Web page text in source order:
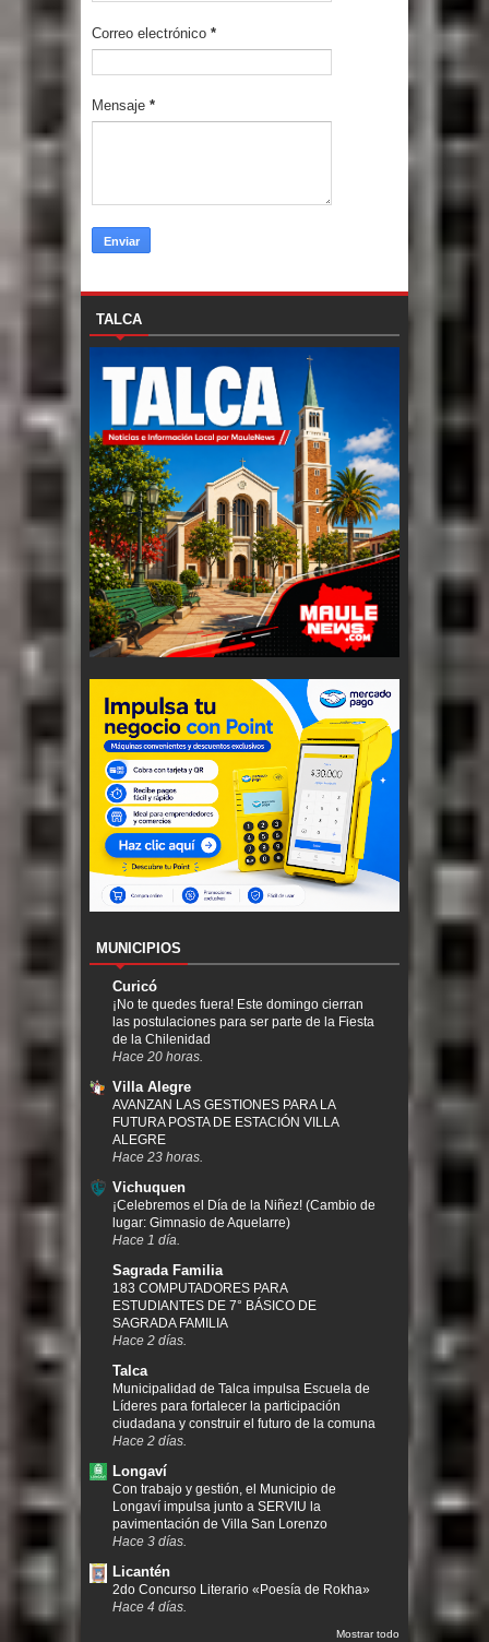
Correo electrónico *
Mensaje *
TALCA
MUNICIPIOS
Curicó
¡No te quedes fuera! Este domingo cierran
las postulaciones para ser parte de la Fiesta
de la Chilenidad
Hace 20 horas.
Villa Alegre
AVANZAN LAS GESTIONES PARA LA
FUTURA POSTA DE ESTACIÓN VILLA
ALEGRE
Hace 23 horas.
Vichuquen
¡Celebremos el Día de la Niñez! (Cambio de
lugar: Gimnasio de Aquelarre)
Hace 1 día.
Sagrada Familia
183 COMPUTADORES PARA
ESTUDIANTES DE 7° BÁSICO DE
SAGRADA FAMILIA
Hace 2 días.
Talca
Municipalidad de Talca impulsa Escuela de
Líderes para fortalecer la participación
ciudadana y construir el futuro de la comuna
Hace 2 días.
Longaví
Con trabajo y gestión, el Municipio de
Longaví impulsa junto a SERVIU la
pavimentación de Villa San Lorenzo
Hace 3 días.
Licantén
2do Concurso Literario «Poesía de Rokha»
Hace 4 días.
Mostrar todo